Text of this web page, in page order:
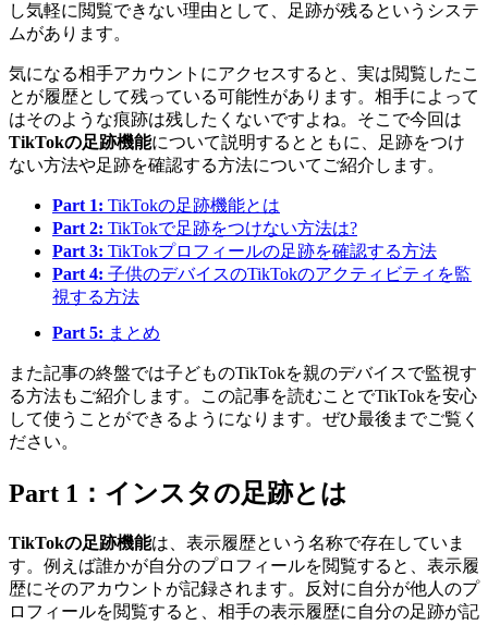
し気軽に閲覧できない理由として、足跡が残るというシステ
ムがあります。
気になる相手アカウントにアクセスすると、実は閲覧したこ
とが履歴として残っている可能性があります。相手によって
はそのような痕跡は残したくないですよね。そこで今回は
TikTokの足跡機能について説明するとともに、足跡をつけ
ない方法や足跡を確認する方法についてご紹介します。
Part 1: TikTokの足跡機能とは
Part 2: TikTokで足跡をつけない方法は?
Part 3: TikTokプロフィールの足跡を確認する方法
Part 4: 子供のデバイスのTikTokのアクティビティを監
視する方法
Part 5: まとめ
また記事の終盤では子どものTikTokを親のデバイスで監視す
る方法もご紹介します。この記事を読むことでTikTokを安心
して使うことができるようになります。ぜひ最後までご覧く
ださい。
Part 1：インスタの足跡とは
TikTokの足跡機能は、表示履歴という名称で存在していま
す。例えば誰かが自分のプロフィールを閲覧すると、表示履
歴にそのアカウントが記録されます。反対に自分が他人のプ
ロフィールを閲覧すると、相手の表示履歴に自分の足跡が記